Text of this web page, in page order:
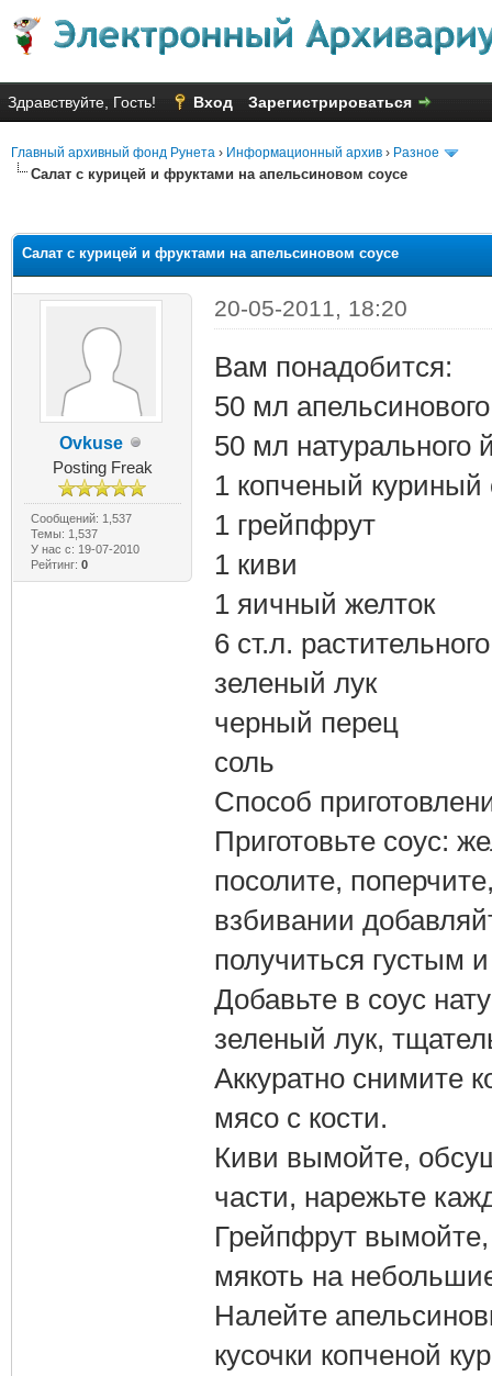
Здравствуйте, Гость! Вход Зарегистрироваться
Главный архивный фонд Рунета › Информационный архив › Разное
Салат с курицей и фруктами на апельсиновом соусе
Салат с курицей и фруктами на апельсиновом соусе
Ovkuse
Posting Freak
Сообщений: 1,537
Темы: 1,537
У нас с: 19-07-2010
Рейтинг: 0
20-05-2011, 18:20
Вам понадобится:
50 мл
50 мл натурального
1 копченый куриный
1 грейпфрут
1 киви
1 яичный желток
6 ст.л.
зеленый лук
черный перец
соль
Способ
Приготовьте соус:
посолите,
взбивании
получиться густым
Добавьте в соус
зеленый лук,
Аккуратно снимите
мясо с кости.
Киви вымойте,
части, нарежьте
Грейпфрут вымойте,
мякоть на
Налейте
кусочки копченой